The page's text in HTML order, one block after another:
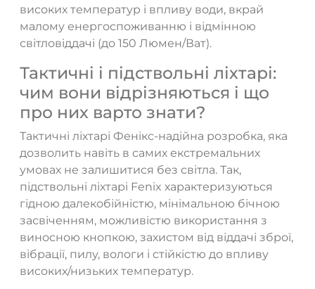
високих температур і впливу води, вкрай
малому енергоспоживанню і відмінною
світловіддачі (до 150 Люмен/Ват).
Тактичні і підствольні ліхтарі:
чим вони відрізняються і що
про них варто знати?
Тактичні ліхтарі Фенікс-надійна розробка, яка
дозволить навіть в самих екстремальних
умовах не залишитися без світла. Так,
підствольні ліхтарі Fenix характеризуються
гідною далекобійністю, мінімальною бічною
засвіченням, можливістю використання з
виносною кнопкою, захистом від віддачі зброї,
вібрації, пилу, вологи і стійкістю до впливу
високих/низьких температур.